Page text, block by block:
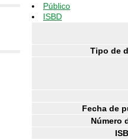
Público
ISBD
Tipo de
Fecha de
Número